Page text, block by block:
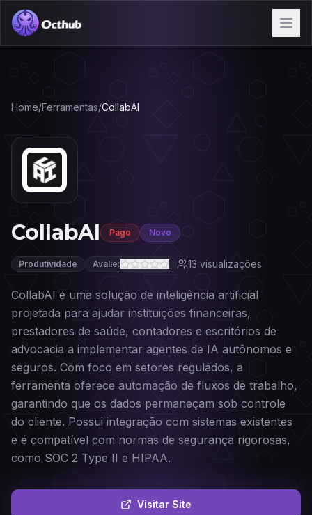
Home/Ferramentas/CollabAI
CollabAI Pago Novo
Produtividade Avalie: 13 visualizações
CollabAI é uma solução de inteligência artificial
projetada para ajudar instituições financeiras,
prestadores de saúde, contadores e escritórios de
advocacia a implementar agentes de IA autônomos e
seguros. Com foco em setores regulados, a
ferramenta oferece automação de fluxos de trabalho,
garantindo que os dados permaneçam sob controle
do cliente. Possui integração com sistemas existentes
e é compatível com normas de segurança rigorosas,
como SOC 2 Type II e HIPAA.
Visitar Site